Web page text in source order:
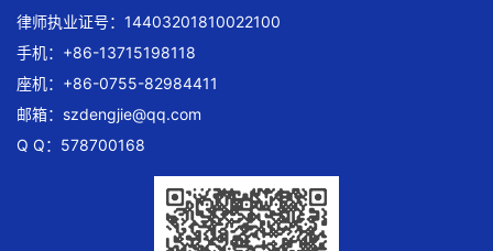
律师执业证号：14403201810022100
手机：+86-13715198118
座机：+86-0755-82984411
邮箱： szdengjie@qq.com
Q Q：578700168